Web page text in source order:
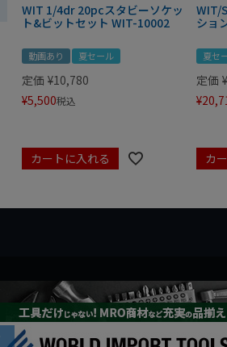
WIT 1/4dr 20pcスタビーソケッ
ト&ビットセット WIT-10002
動画あり 夏セール
定価 ¥10,780
¥5,500税込
カートに入れる
WIT/
ショ
夏セ
定価 ¥
¥
カ
Previous